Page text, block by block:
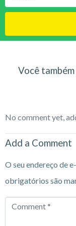
Você
No comment yet,
Add a Comment
O seu endereço de
obrigatórios são
Comment